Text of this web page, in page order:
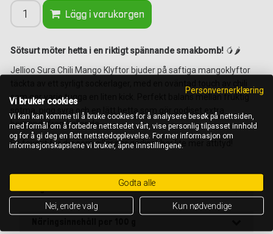
Lägg i varukorgen
Sötsurt möter hetta i en riktigt spännande smakbomb! 🥭🌶️
Jellioo Sura Chili Mango Klyftor bjuder på saftiga mangoklyftor
som ger varje tugga en liten kick. Perfekt balans mellan fruktig
sötma, pigg syra och en lätt hetta som gör godiset extra
beroendeframkallande.
En favorit för dig som gillar när godiset har lite mer attityd!
Ingredienser
Personvernerklæring
Vi bruker cookies
Vi kan kan komme til å bruke cookies for å analysere besøk på nettsiden,
med formål om å forbedre nettstedet vårt, vise personlig tilpasset innhold
og for å gi deg en flott nettstedopplevelse. For mer informasjon om
informasjonskapslene vi bruker, åpne innstillingene.
Godta alle
Nei, endre valg Kun nødvendige